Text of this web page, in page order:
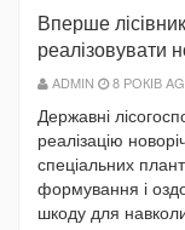
Вперше
реалізовувати
ADMIN 8 РОКІВ
Державні
реалізацію
спеціальних
формування і
шкоду для